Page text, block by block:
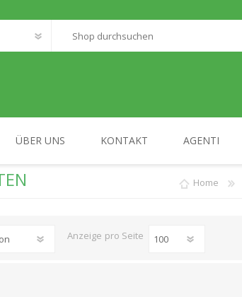
ÜBER UNS KONTAKT AGENTI
Home
Anzeige pro Seite